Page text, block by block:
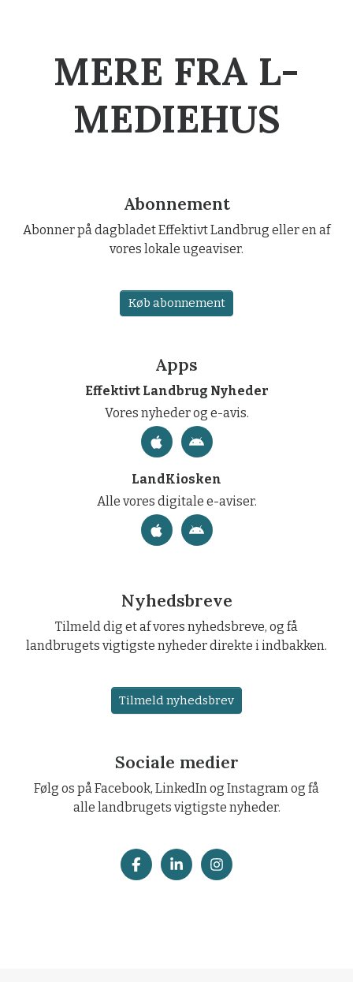
MERE FRA L-
MEDIEHUS
Abonnement
Abonner på dagbladet Effektivt Landbrug eller en af
vores lokale ugeaviser.
Køb abonnement
Apps
Effektivt Landbrug Nyheder
Vores nyheder og e-avis.
LandKiosken
Alle vores digitale e-aviser.
Nyhedsbreve
Tilmeld dig et af vores nyhedsbreve, og få
landbrugets vigtigste nyheder direkte i indbakken.
Tilmeld nyhedsbrev
Sociale medier
Følg os på Facebook, LinkedIn og Instagram og få
alle landbrugets vigtigste nyheder.